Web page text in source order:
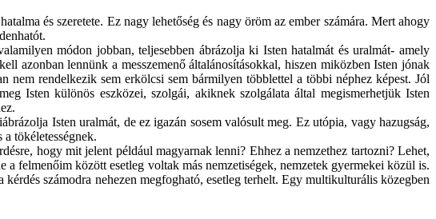
és szeretete. Ez nagy lehetőség és nagy öröm az ember számára. Mert ahogy
módon jobban, teljesebben ábrázolja ki Isten hatalmát és uralmát- amely
azonban lennünk a messzemenő általánosításokkal, hiszen miközben Isten jónak
nem rendelkezik sem erkölcsi sem bármilyen többlettel a többi néphez képest. Jól
Isten különös eszközei, szolgái, akiknek szolgálata által megismerhetjük Isten
Isten uralmát, de ez igazán sosem valósult meg. Ez utópia, vagy hazugság,
tökéletességnek.
hogy mit jelent például magyarnak lenni? Ehhez a nemzethez tartozni? Lehet,
felmenőim között esetleg voltak más nemzetiségek, nemzetek gyermekei közül is.
számodra nehezen megfogható, esetleg terhelt. Egy multikulturális közegben